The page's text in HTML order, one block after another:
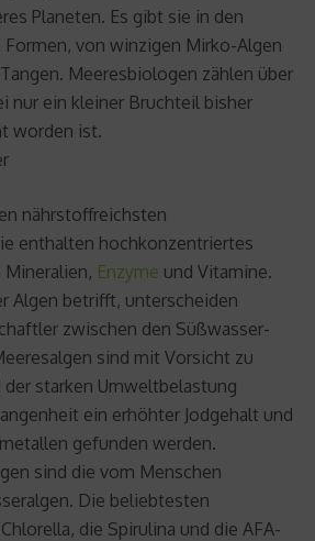
Planeten. Es gibt sie in den
von winzigen Mirko-Algen
Meeresbiologen zählen über
nur ein kleiner Bruchteil bisher
worden ist.
nährstoffreichsten
enthalten hochkonzentriertes
Enzyme und Vitamine.
Algen betrifft, unterscheiden
zwischen den Süßwasser-
sind mit Vorsicht zu
starken Umweltbelastung
ein erhöhter Jodgehalt und
gefunden werden.
sind die vom Menschen
Die beliebtesten
die Spirulina und die AFA-